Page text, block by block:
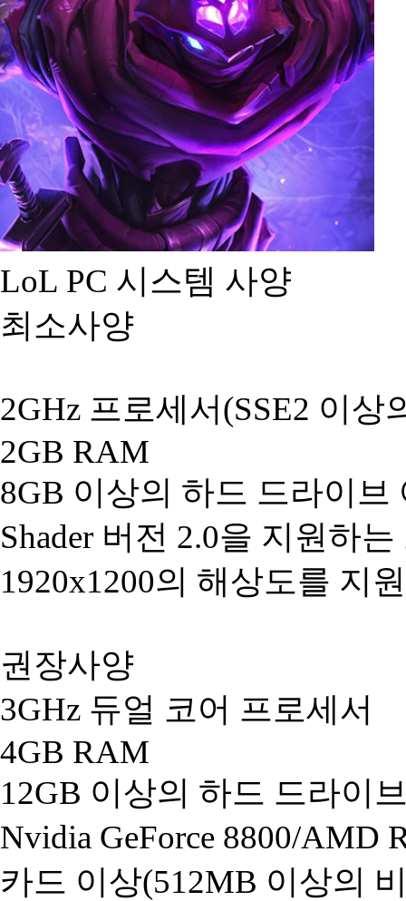
LoL PC 시스템 사양
최소사양
2GHz 프로세서(SSE2 이상
2GB RAM
8GB 이상의 하드 드라이브
Shader 버전 2.0을 지원하
1920x1200의 해상도를 지
권장사양
3GHz 듀얼 코어 프로세서
4GB RAM
12GB 이상의 하드 드라이
Nvidia GeForce 8800/AMD
카드 이상(512MB 이상의